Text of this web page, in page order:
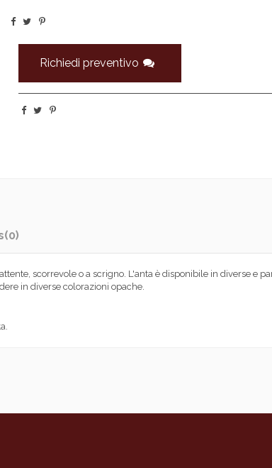
Richiedi preventivo
(0)
scorrevole o a scrigno. L'anta è disponibile in diverse e
in diverse colorazioni opache.
spessore finale 43mm,
Incollaggio materiali con